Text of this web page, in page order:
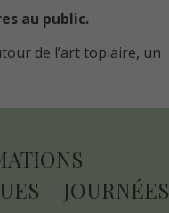
au public.
de l’art topiaire, un
– JOURNÉES